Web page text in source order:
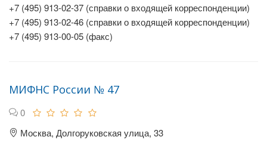
+7 (495) 913-02-37 (справки о входящей корреспонденции)
+7 (495) 913-02-46 (справки о входящей корреспонденции)
+7 (495) 913-00-05 (факс)
МИФНС России № 47
0
Москва, Долгоруковская улица, 33